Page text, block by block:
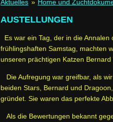
Aktuelles » Home und
AUSTELLUNGEN
Es war ein Tag, der in die
frühlingshaften Samstag, machten
unseren prächtigen Katzen
Die Aufregung war greifbar, als
beiden Stars, Bernard und
gründet. Sie waren das perfekte
Als die Bewertungen bekannt